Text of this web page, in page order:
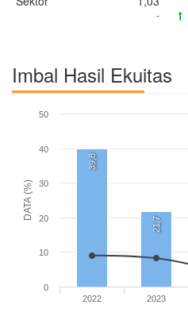
-
Imbal Hasil Ekuitas
DATA (%)
39,8
21,7
2022 2023
0
10
20
30
40
50